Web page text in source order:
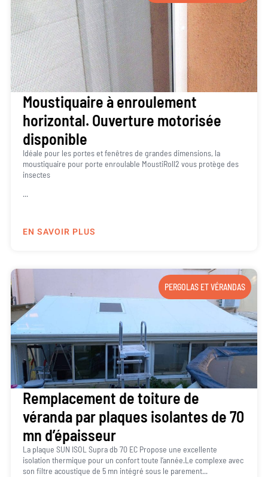
Moustiquaire à enroulement
horizontal. Ouverture motorisée
disponible
Idéale pour les portes et fenêtres de grandes dimensions, la
moustiquaire pour porte enroulable MoustiRoll2 vous protège des
insectes
...
EN SAVOIR PLUS
PERGOLAS ET VÉRANDAS
Remplacement de toiture de
véranda par plaques isolantes de 70
mn d’épaisseur
La plaque SUN ISOL Supra db 70 EC Propose une excellente
isolation thermique pour un confort toute l’année.Le complexe avec
son filtre acoustique de 5 mn intégré sous le parement...